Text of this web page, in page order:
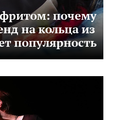
почему
на кольца из
популярность